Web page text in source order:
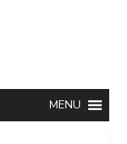
MENU